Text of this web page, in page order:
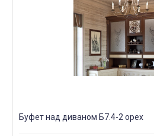
Буфет над диваном Б7.4-2 орех